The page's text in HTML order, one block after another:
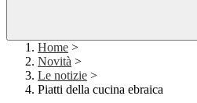
Home >
Novità >
Le notizie >
Piatti della cucina ebraica